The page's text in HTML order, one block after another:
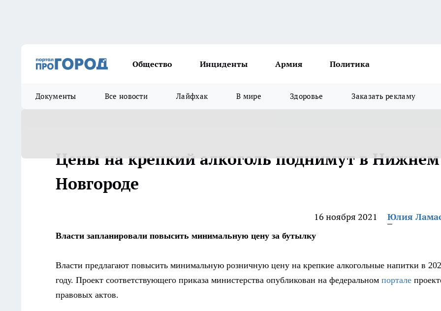
Общество Инциденты Армия Политика
Документы Все новости Лайфхак В мире Здоровье Заказать рекламу
Цены на крепкий алкоголь поднимут в Нижнем
Новгороде
16 ноября 2021 Юлия
Власти запланировали повысить минимальную цену за бутылку
Власти предлагают повысить минимальную розничную цену на крепкие алкогольные напитки в
году. Проект соответствующего приказа министерства опубликован на федеральном портале
правовых актов.